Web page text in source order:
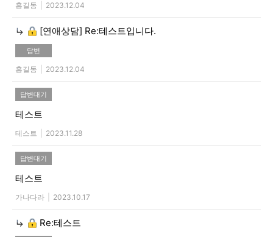
홍길동 2023.12.04
[연애상담] Re:테스트입니다.
답변
홍길동 2023.12.04
답변대기
테스트
테스트 2023.11.28
답변대기
테스트
가나다라 2023.10.17
Re:테스트